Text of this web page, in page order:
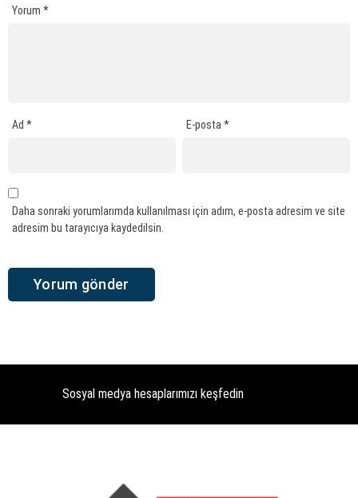
Yorum *
Ad * E-posta*
Daha sonraki yorumlarımda kullanılması için adım, e-posta adresim ve site
adresim bu tarayıcıya kaydedilsin.
Sosyal medya hesaplarımızı keşfedin